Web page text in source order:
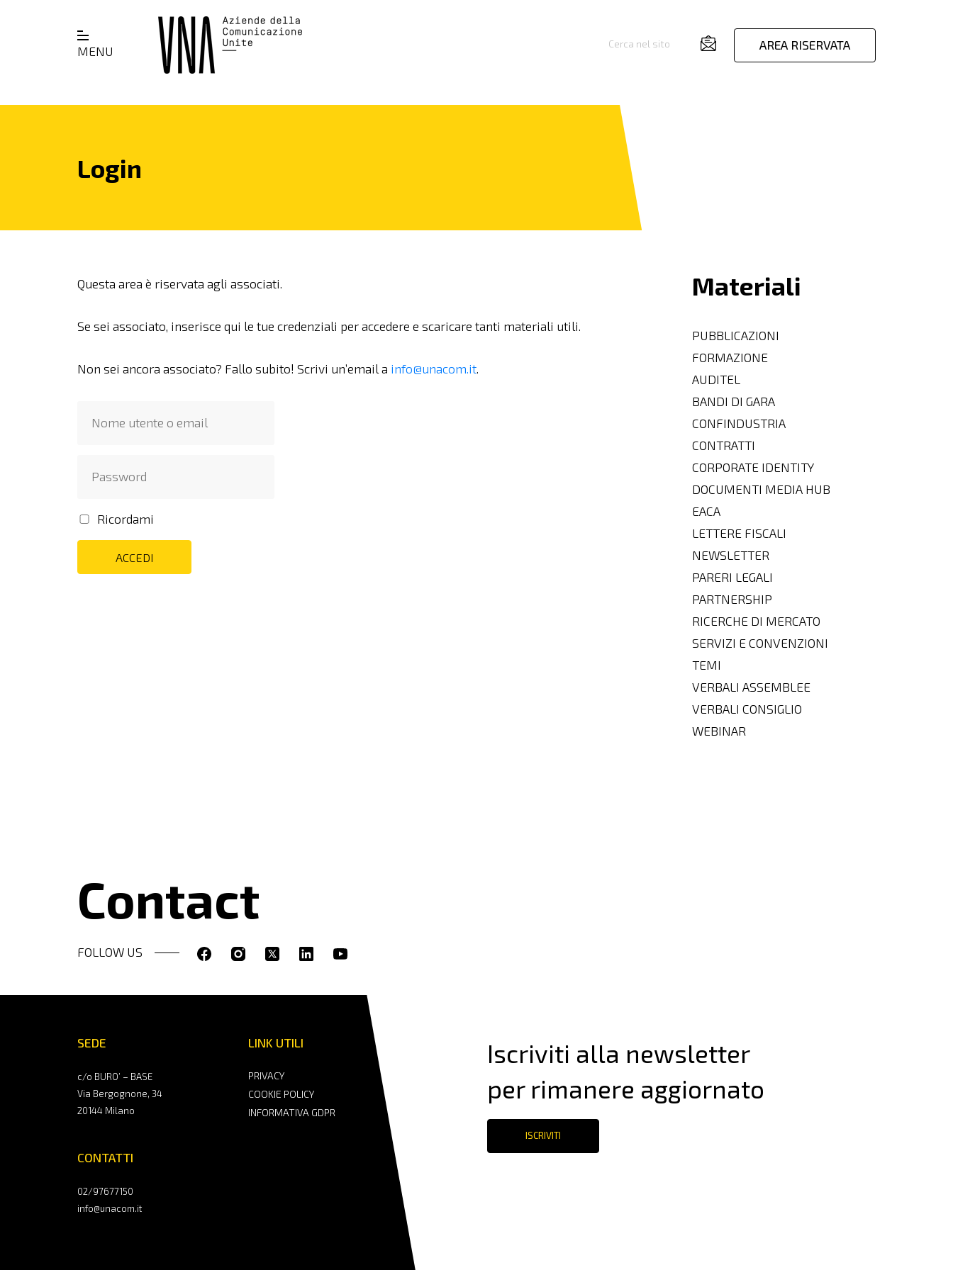
MENU
Cerca nel sito AREA RISERVATA
Login
Questa area è riservata agli associati.
Se sei associato, inserisce qui le tue credenziali per accedere e scaricare tanti materiali utili.
Non sei ancora associato? Fallo subito! Scrivi un’email a info@unacom.it.
Ricordami
Materiali
PUBBLICAZIONI
FORMAZIONE
AUDITEL
BANDI DI GARA
CONFINDUSTRIA
CONTRATTI
CORPORATE IDENTITY
DOCUMENTI MEDIA HUB
EACA
LETTERE FISCALI
NEWSLETTER
PARERI LEGALI
PARTNERSHIP
RICERCHE DI MERCATO
SERVIZI E CONVENZIONI
TEMI
VERBALI ASSEMBLEE
VERBALI CONSIGLIO
WEBINAR
Contact
FOLLOW US
SEDE
c/o BURO’ – BASE
Via Bergognone, 34
20144 Milano
CONTATTI
02/97677150
info@unacom.it
LINK UTILI
PRIVACY
COOKIE POLICY
INFORMATIVA GDPR
Iscriviti alla newsletter
per rimanere aggiornato
ISCRIVITI